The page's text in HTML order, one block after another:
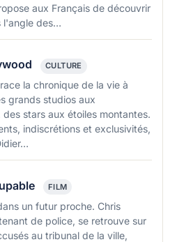
aux Français de découvrir
l'angle des…
CULTURE
la chronique de la vie à
grands studios aux
stars aux étoiles montantes.
indiscrétions et exclusivités,
FILM
un futur proche. Chris
de police, se retrouve sur
au tribunal de la ville,